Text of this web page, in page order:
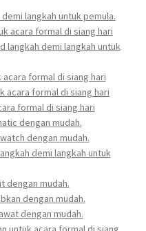
langkah untuk pemula.
acara formal di siang hari
langkah demi langkah untuk
acara formal di siang hari
acara formal di siang hari
formal di siang hari
dengan mudah.
dengan mudah.
demi langkah untuk
dengan mudah.
dengan mudah.
dengan mudah.